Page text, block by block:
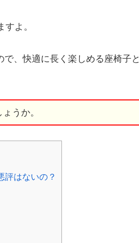
よ。
、快適に長く楽しめる座椅子と
うか。
評はないの？